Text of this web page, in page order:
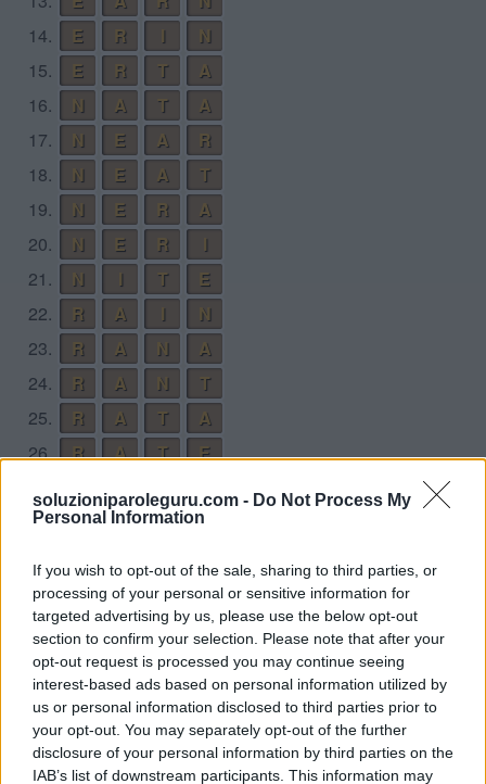
soluzioniparoleguru.com - Do Not Process My
Personal Information
If you wish to opt-out of the sale, sharing to third parties, or
processing of your personal or sensitive information for
targeted advertising by us, please use the below opt-out
section to confirm your selection. Please note that after your
opt-out request is processed you may continue seeing
interest-based ads based on personal information utilized by
us or personal information disclosed to third parties prior to
your opt-out. You may separately opt-out of the further
disclosure of your personal information by third parties on the
IAB’s list of downstream participants. This information may
14.
E R
N
15.
E R T
A
16.
N A T
A
17.
N E A
R
18.
N E A
T
19.
N E R
A
20.
N E R
21.
N T
E
22.
R A I
N
23.
R A N
A
24.
R A N
T
25.
R A T
A
26. R A T
E
27.
R
28. R E N
T
30.
T A N
A
31.
T A R
A
32.
T A R
E
33.
T A R
N
34.
T E A
R
35.
T E R N